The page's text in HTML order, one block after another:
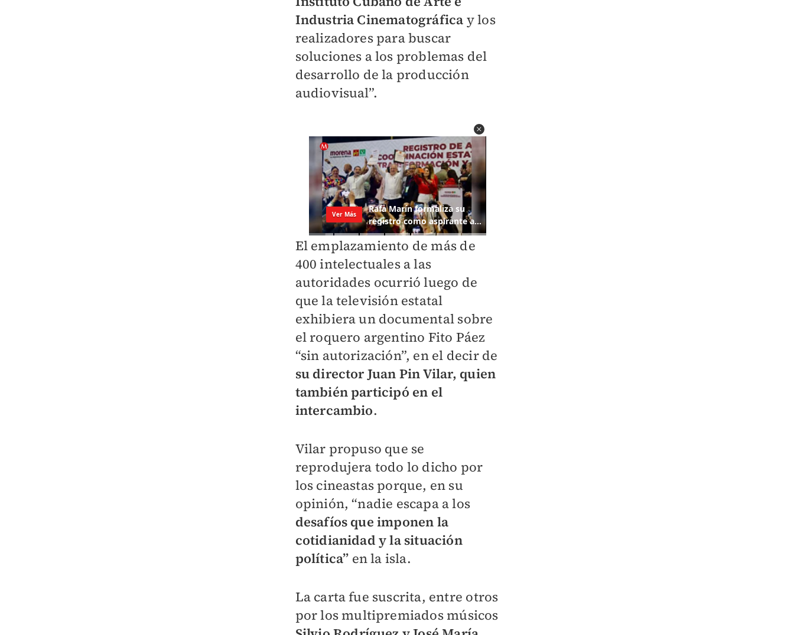
Industria Cinematográfica y los
realizadores para buscar
soluciones a los problemas del
desarrollo de la producción
audiovisual”.
El emplazamiento de más de
400 intelectuales a las
autoridades ocurrió luego de
que la televisión estatal
exhibiera un documental sobre
el roquero argentino Fito Páez
“sin autorización”, en el decir de
su director Juan Pin Vilar, quien
también participó en el
intercambio.
Vilar propuso que se
reprodujera todo lo dicho por
los cineastas porque, en su
opinión, “nadie escapa a los
desafíos que imponen la
cotidianidad y la situación
política” en la isla.
La carta fue suscrita, entre otros
por los multipremiados músicos